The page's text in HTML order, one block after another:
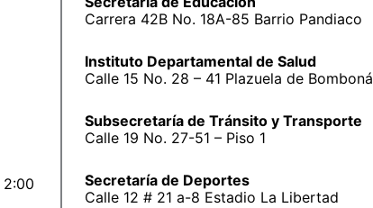
2:00
Carrera 42B No. 18A-85 Barrio Pandiaco
Instituto Departamental de Salud
Calle 15 No. 28 – 41 Plazuela de Bomboná
Subsecretaría de Tránsito y Transporte
Calle 19 No. 27-51 – Piso 1
Secretaría de Deportes
Calle 12 # 21 a-8 Estadio La Libertad